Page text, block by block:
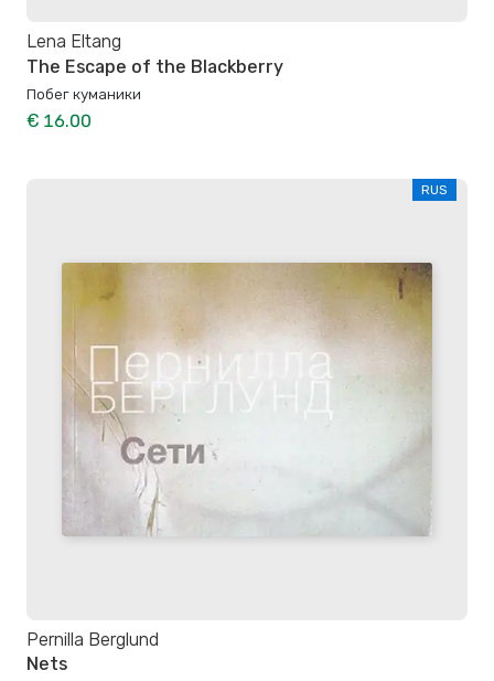
Lena Eltang
The Escape of the Blackberry
Побег куманики
€ 16.00
RUS
Pernilla Berglund
Nets